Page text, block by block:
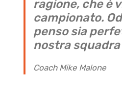
ragione, che è
campionato.
penso sia
nostra squadra
Coach Mike Malone